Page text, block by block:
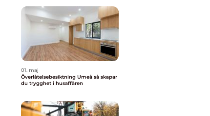
01. maj
Överlåtelsebesiktning Umeå så skapar
du trygghet i husaffären